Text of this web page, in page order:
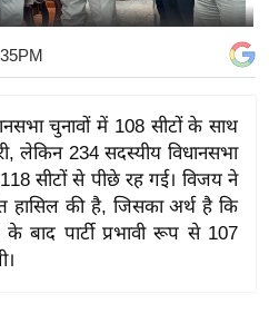
चुनावों में 108 सीटों के साथ
लेकिन 234 सदस्यीय विधानसभा
सीटों से पीछे रह गई। विजय ने
हासिल की है, जिसका अर्थ है कि
पार्टी प्रभावी रूप से 107